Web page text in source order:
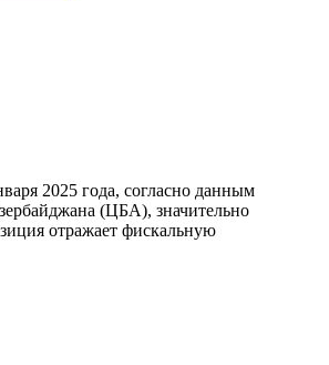
2025 года, согласно данным
(ЦБА), значительно
отражает фискальную